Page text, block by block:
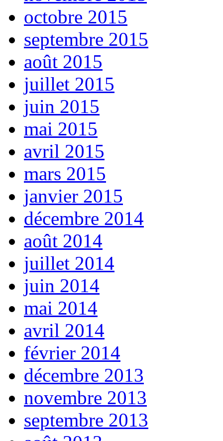
octobre 2015
septembre 2015
août 2015
juillet 2015
juin 2015
mai 2015
avril 2015
mars 2015
janvier 2015
décembre 2014
août 2014
juillet 2014
juin 2014
mai 2014
avril 2014
février 2014
décembre 2013
novembre 2013
septembre 2013